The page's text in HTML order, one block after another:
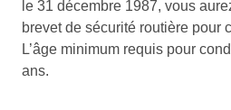
le 31 décembre 1987, vous
brevet de sécurité routière pour
L’âge minimum requis pour
ans.